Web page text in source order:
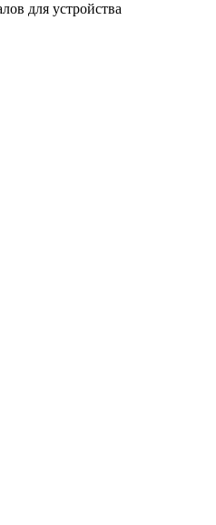
для устройства